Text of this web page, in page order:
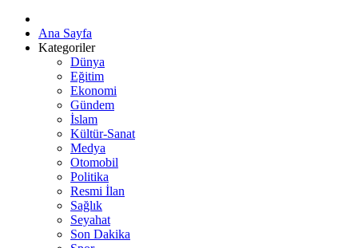
Ana Sayfa
Kategoriler
Dünya
Eğitim
Ekonomi
Gündem
İslam
Kültür-Sanat
Medya
Otomobil
Politika
Resmi İlan
Sağlık
Seyahat
Son Dakika